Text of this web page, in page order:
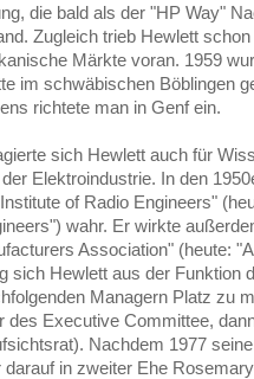
die bald als der "HP Way"
Zugleich trieb Hewlett
Märkte voran. 1959
im schwäbischen Böblingen
richtete man in Genf ein.
sich Hewlett auch für
Elektroindustrie. In den
of Radio Engineers"
wahr. Er wirkte
Association" (heute:
sich Hewlett aus der Funktion
Managern Platz zu
des Executive Committee,
Nachdem 1977
darauf in zweiter Ehe